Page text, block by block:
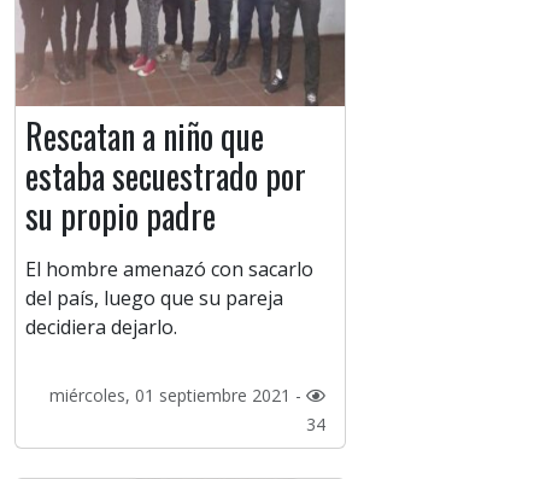
Rescatan a niño que
estaba secuestrado por
su propio padre
El hombre amenazó con sacarlo
del país, luego que su pareja
decidiera dejarlo.
miércoles, 01 septiembre 2021 -
34